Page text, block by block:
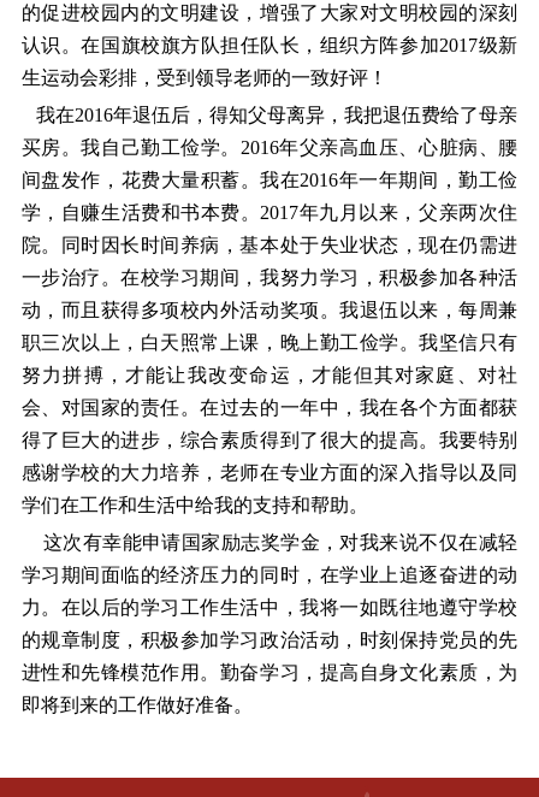
的促进校园内的文明建设，增强了大家对文明校园的深刻
认识。在国旗校旗方队担任队长，组织方阵参加2017级新
生运动会彩排，受到领导老师的一致好评！
我在2016年退伍后，得知父母离异，我把退伍费给了母亲
买房。我自己勤工俭学。2016年父亲高血压、心脏病、腰
间盘发作，花费大量积蓄。我在2016年一年期间，勤工俭
学，自赚生活费和书本费。2017年九月以来，父亲两次住
院。同时因长时间养病，基本处于失业状态，现在仍需进
一步治疗。在校学习期间，我努力学习，积极参加各种活
动，而且获得多项校内外活动奖项。我退伍以来，每周兼
职三次以上，白天照常上课，晚上勤工俭学。我坚信只有
努力拼搏，才能让我改变命运，才能但其对家庭、对社
会、对国家的责任。在过去的一年中，我在各个方面都获
得了巨大的进步，综合素质得到了很大的提高。我要特别
感谢学校的大力培养，老师在专业方面的深入指导以及同
学们在工作和生活中给我的支持和帮助。
这次有幸能申请国家励志奖学金，对我来说不仅在减轻
学习期间面临的经济压力的同时，在学业上追逐奋进的动
力。在以后的学习工作生活中，我将一如既往地遵守学校
的规章制度，积极参加学习政治活动，时刻保持党员的先
进性和先锋模范作用。勤奋学习，提高自身文化素质，为
即将到来的工作做好准备。